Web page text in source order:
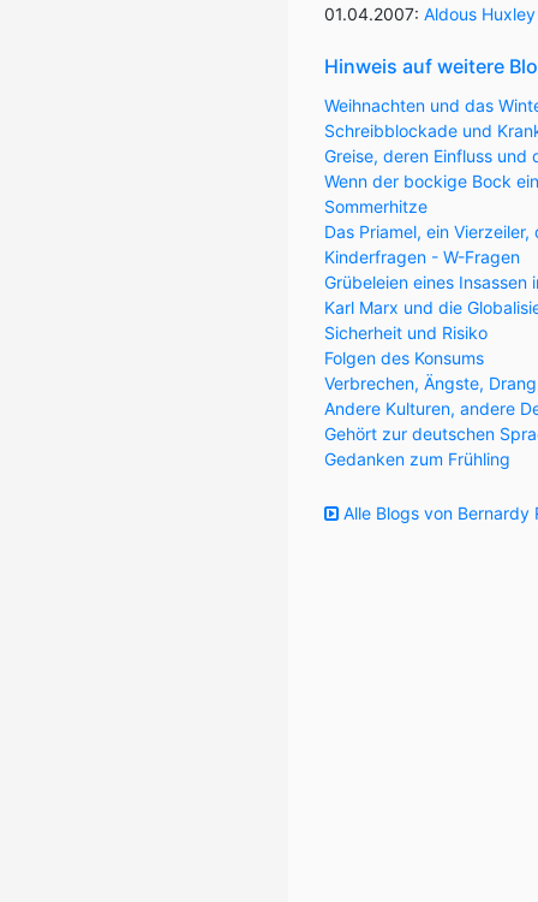
01.04.2007: Aldous
Hinweis auf weitere
Weihnachten und das
Schreibblockade und
Greise, deren Einfluss und
Wenn der bockige Bock
Sommerhitze
Das Priamel, ein
Kinderfragen - W-Fragen
Grübeleien eines
Karl Marx und die
Sicherheit und Risiko
Folgen des Konsums
Verbrechen, Ängste,
Andere Kulturen, andere
Gehört zur deutschen
Gedanken zum Frühling
Alle Blogs von Bernardy